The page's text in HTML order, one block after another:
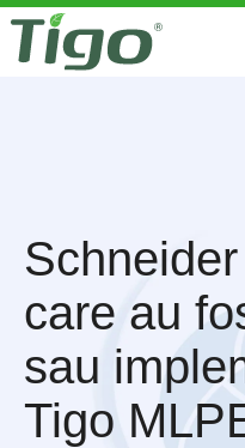
Schneider
care au
sau
Tigo